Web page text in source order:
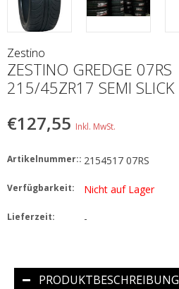
Zestino
ZESTINO GREDGE 07RS
215/45ZR17 SEMI SLICK
€127,55 Inkl. MwSt.
Artikelnummer:: 2154517 07RS
Verfügbarkeit: Nicht auf Lager
Lieferzeit: -
PRODUKTBESCHREIBUNG